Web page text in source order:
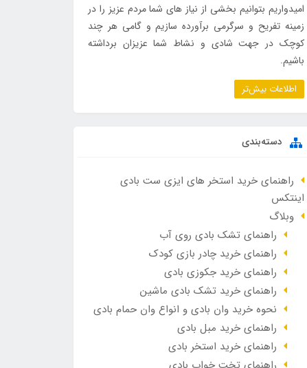
امیدواریم بتوانیم بخشی از نیاز های شما مردم عزیز را در
زمینه تفریح و سرگرمی برآورده سازیم و گامی هر چند
کوچک در جهت شادی و نشاط شما عزیزان برداشته
باشیم.
اطلاعات بیش‌تر
دسته‌بندی
راهنمای خرید استخر های ایزی ست بادی
اینتکس
وبلاگ
راهنمای تشک بادی روی آب
راهنمای خرید چادر بازی کودک
راهنمای خرید جکوزی بادی
راهنمای خرید تشک بادی ماشین
نحوه خرید وان بادی و انواع وان حمام بادی
راهنمای خرید مبل بادی
راهنمای خرید استخر بادی